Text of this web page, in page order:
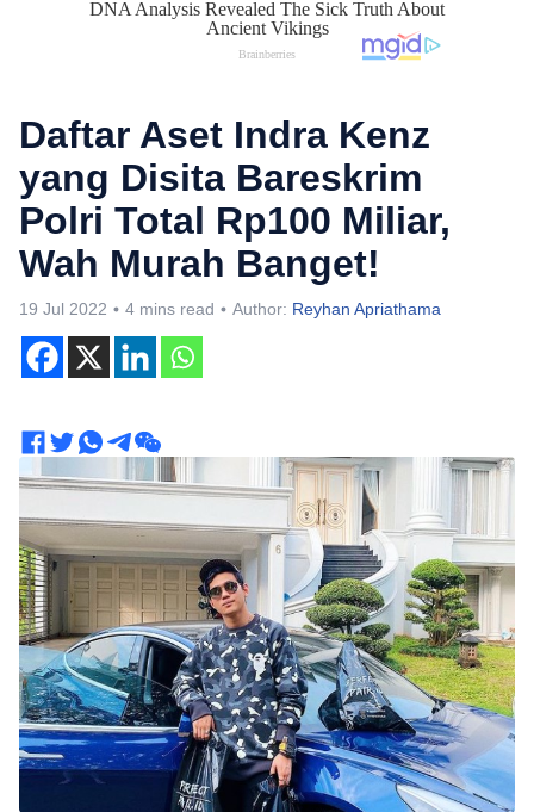
Daftar Aset Indra Kenz
yang Disita Bareskrim
Polri Total Rp100 Miliar,
Wah Murah Banget!
19 Jul 2022 4 mins read Author: Reyhan Apriathama